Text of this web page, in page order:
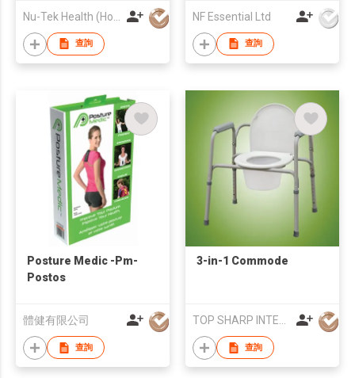
查詢
NF Essential Ltd
查詢
Posture Medic -Pm-
Postos
體健有限公司
查詢
3-in-1 Commode
查詢